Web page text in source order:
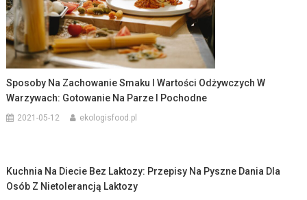
Sposoby Na Zachowanie Smaku I Wartości Odżywczych W
Warzywach: Gotowanie Na Parze I Pochodne
2021-05-12 ekologisfood.pl
Kuchnia Na Diecie Bez Laktozy: Przepisy Na Pyszne Dania Dla
Osób Z Nietolerancją Laktozy